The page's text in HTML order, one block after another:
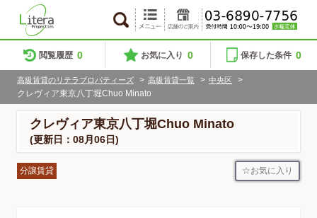
閲覧履歴 0 お気に入り 0 保存した条件 0
高級賃貸のリテラプロパティーズ > 高級賃貸一覧 > 中央区
>
クレヴィア東京八丁堀Chuo Minato
クレヴィア東京八丁堀Chuo Minato
(更新日：08月06日)
分譲賃貸 お気に入り